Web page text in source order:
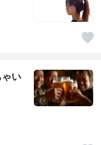
い